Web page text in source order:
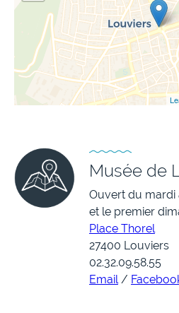
Musée de
Ouvert du mardi
et le premier
Place Thorel
27400 Louviers
02.32.09.58.55
Email/